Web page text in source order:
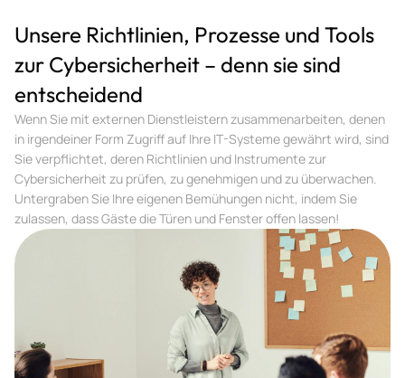
Unsere Richtlinien, Prozesse und Tools
zur Cybersicherheit – denn sie sind
entscheidend
Wenn Sie mit externen Dienstleistern zusammenarbeiten, denen
in irgendeiner Form Zugriff auf Ihre IT-Systeme gewährt wird, sind
Sie verpflichtet, deren Richtlinien und Instrumente zur
Cybersicherheit zu prüfen, zu genehmigen und zu überwachen.
Untergraben Sie Ihre eigenen Bemühungen nicht, indem Sie
zulassen, dass Gäste die Türen und Fenster offen lassen!